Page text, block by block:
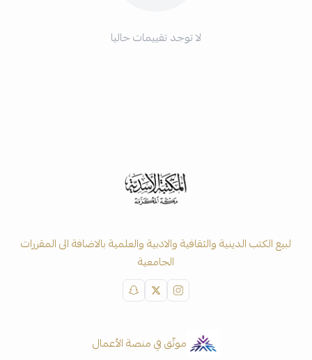
لا توجد تقييمات حاليا
لبيع الكتب الدينية والثقافية والادبية والعلمية بالاضافة الى المقررات
الجامعية
موثّق في منصة الأعمال